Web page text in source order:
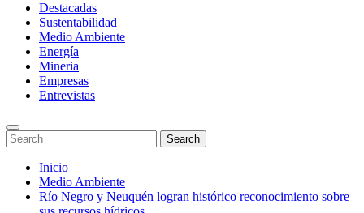
Destacadas
Sustentabilidad
Medio Ambiente
Energía
Mineria
Empresas
Entrevistas
Enter
Keyword
Search
for:
Search
Search
Saltar
contenido
Inicio
Medio Ambiente
Río Negro y Neuquén logran histórico reconocimiento sobre